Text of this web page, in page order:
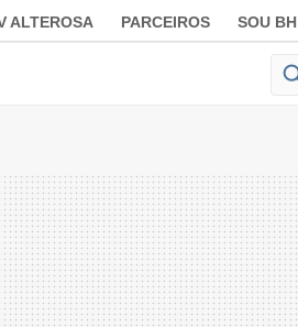
ALTEROSA PARCEIROS SOU BH